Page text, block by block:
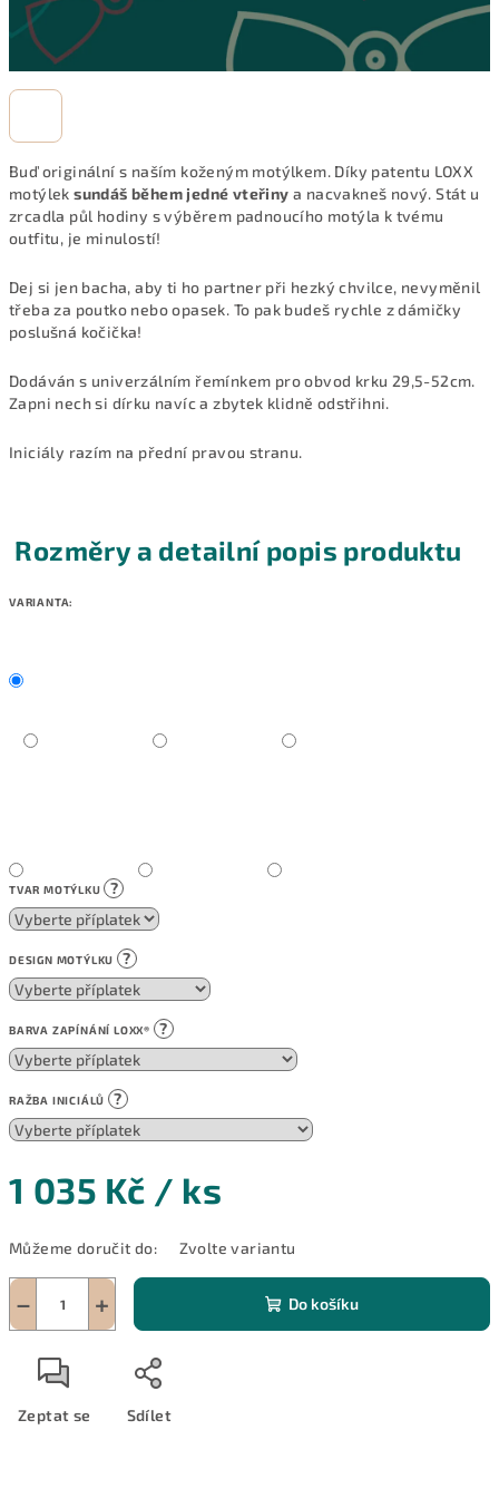
Buď originální s naším koženým motýlkem. Díky patentu LOXX
motýleksundáš během jedné vteřiny a nacvakneš nový. Stát u
zrcadla půl hodiny s výběrem padnoucího motýla k tvému
outfitu, je minulostí!
Dej si jen bacha, aby ti ho partner při hezký chvilce, nevyměnil
třeba za poutko nebo opasek. To pak budeš rychle z dámičky
poslušná kočička!
Dodáván s univerzálním řemínkem pro obvod krku 29,5-52cm.
Zapni nech si dírku navíc a zbytek klidně odstřihni.
Iniciály razím na přední pravou stranu.
Rozměry a detailní popis produktu
VARIANTA:
TVAR MOTÝLKU ?
DESIGN MOTÝLKU ?
BARVA ZAPÍNÁNÍ LOXX® ?
RAŽBA INICIÁLŮ ?
1 035 Kč / ks
cena:
Můžeme doručit do: Zvolte variantu
+
− Do košíku
Zeptat se Sdílet